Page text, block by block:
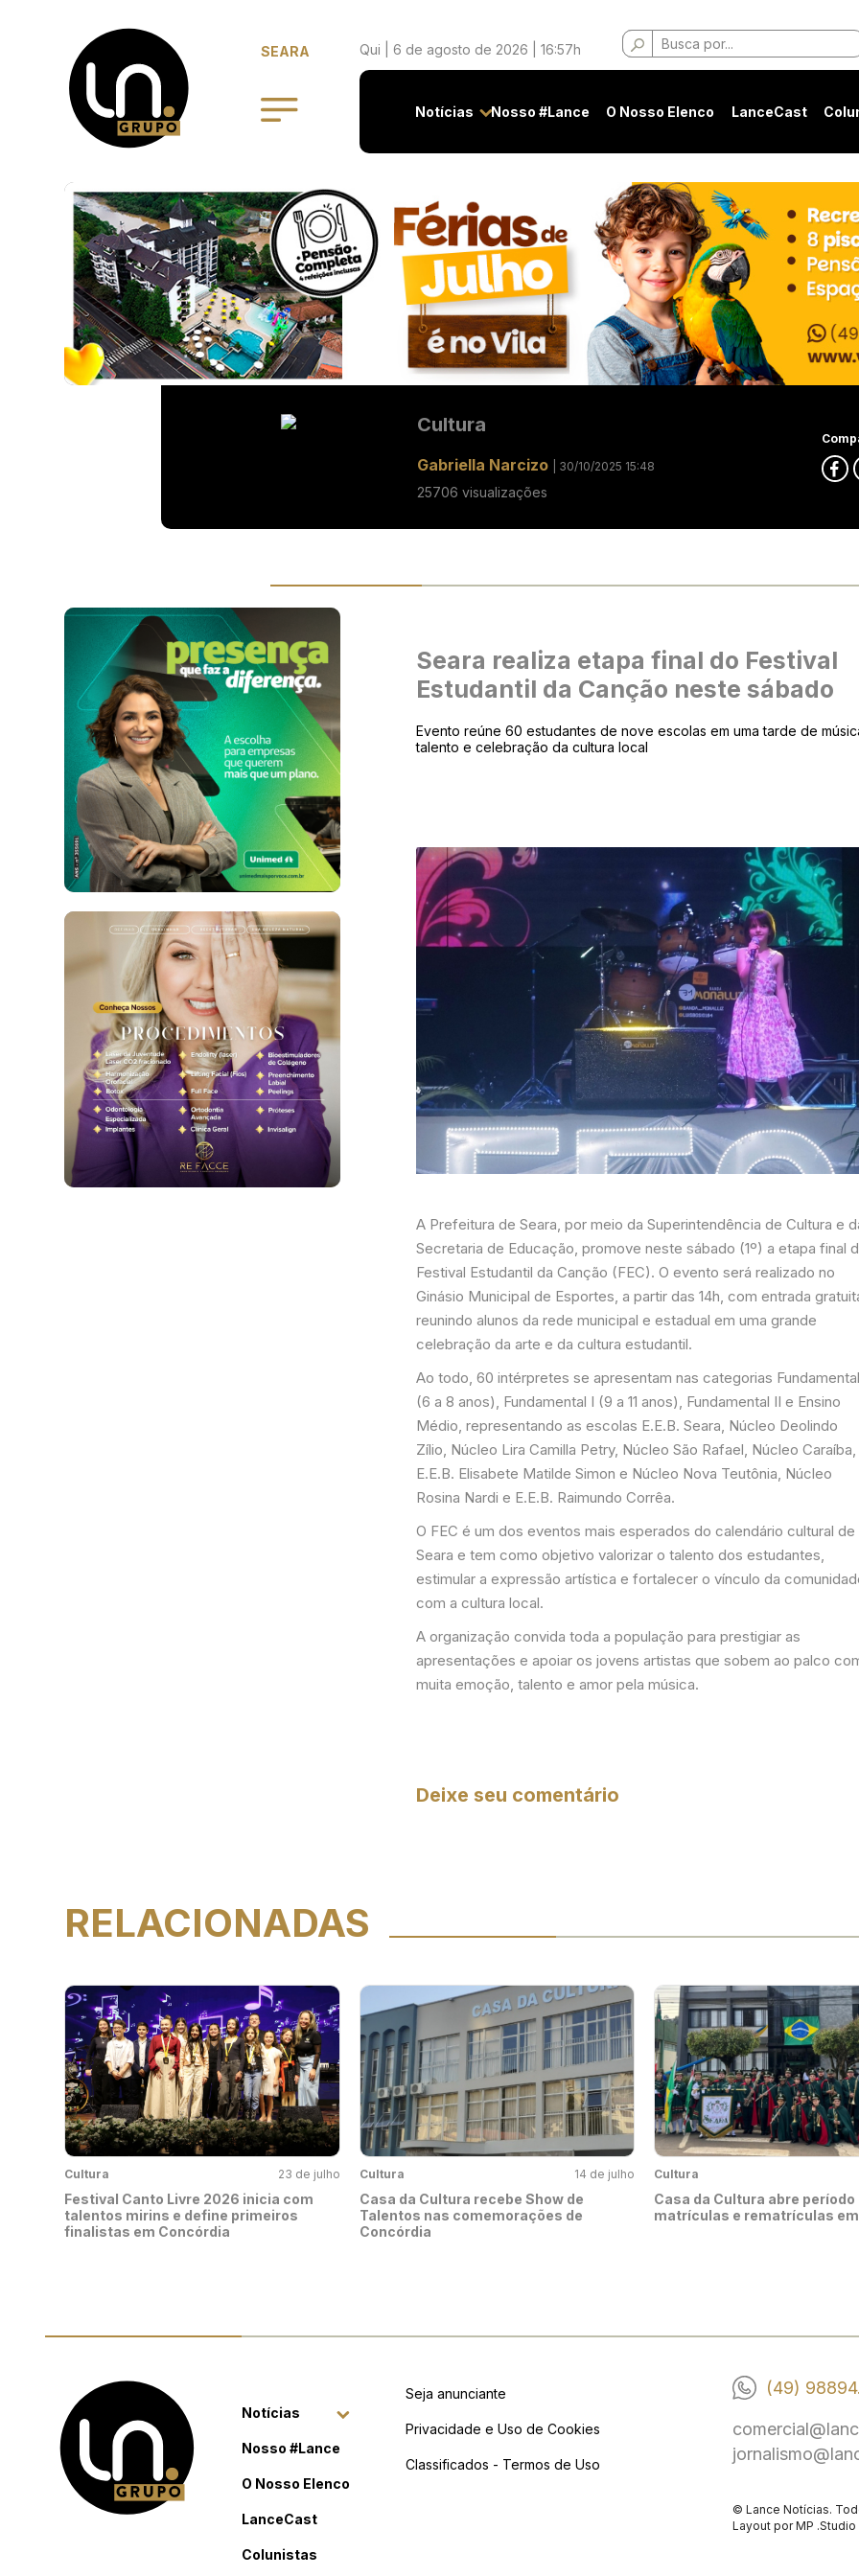
SEARA Qui | 6 de agosto de 2026 | 16:57h
Buscar
por:
Notícias Nosso #Lance O Nosso Elenco LanceCast
Cultura
Gabriella Narcizo | 30/10/2025 15:48
25706 visualizações
Seara realiza etapa final do Festival
Estudantil da Canção neste sábado
Evento reúne 60 estudantes de nove escolas em uma tarde de
talento e celebração da cultura local
A Prefeitura de Seara, por meio da Superintendência de Cultura e
Secretaria de Educação, promove neste sábado (1º) a etapa final
Festival Estudantil da Canção (FEC). O evento será realizado no
Ginásio Municipal de Esportes, a partir das 14h, com entrada
reunindo alunos da rede municipal e estadual em uma grande
celebração da arte e da cultura estudantil.
Ao todo, 60 intérpretes se apresentam nas categorias
(6 a 8 anos), Fundamental I (9 a 11 anos), Fundamental II e Ensino
Médio, representando as escolas E.E.B. Seara, Núcleo Deolindo
Zílio, Núcleo Lira Camilla Petry, Núcleo São Rafael, Núcleo Caraíba,
E.E.B. Elisabete Matilde Simon e Núcleo Nova Teutônia, Núcleo
Rosina Nardi e E.E.B. Raimundo Corrêa.
O FEC é um dos eventos mais esperados do calendário cultural de
Seara e tem como objetivo valorizar o talento dos estudantes,
estimular a expressão artística e fortalecer o vínculo da
com a cultura local.
A organização convida toda a população para prestigiar as
apresentações e apoiar os jovens artistas que sobem ao palco
muita emoção, talento e amor pela música.
Deixe seu comentário
RELACIONADAS
Cultura 23 de julho
Festival Canto Livre 2026 inicia com
talentos mirins e define primeiros
finalistas em Concórdia
Cultura 14 de julho
Casa da Cultura recebe Show de
Talentos nas comemorações de
Concórdia
Cultura
Casa da Cultura abre período
matrículas e rematrículas
Notícias
Nosso #Lance
O Nosso Elenco
LanceCast
Colunistas
Seja anunciante
Privacidade e Uso de Cookies
Classificados - Termos de Uso
(49)
© Lance Notícias.
Layout porMP